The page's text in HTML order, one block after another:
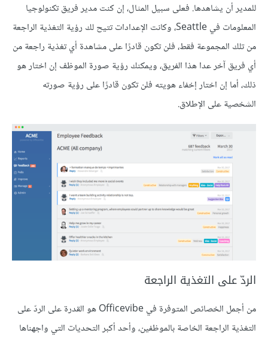
للمدير أن يشاهدها. فعلى سبيل المثال، إن كنت مدير فريق تكنولوجيا
المعلومات في Seattle، وكانت اﻹعدادات تتيح لك رؤية التغذية الراجعة
من تلك المجموعة فقط، فلن تكون قادرًا على مشاهدة أي تغذية راجعة من
أي فريق آخر عدا هذا الفريق، ويمكنك رؤية صورة الموظف إن اختار هو
ذلك، أما إن اختار إخفاء هويته فلن تكون قادرًا على رؤية صورته
الشخصية على اﻹطلاق.
الردّ على التغذية الراجعة
من أجمل الخصائص المتوفرة في Officevibe هو القدرة على الردّ على
التغذية الراجعة الخاصة بالموظفين، وأحد أكبر التحديات التي واجهناها